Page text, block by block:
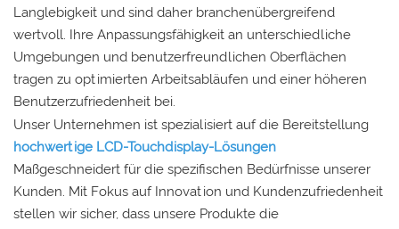
Langlebigkeit und sind daher branchenübergreifend
wertvoll. Ihre Anpassungsfähigkeit an unterschiedliche
Umgebungen und benutzerfreundlichen Oberflächen
tragen zu optimierten Arbeitsabläufen und einer höheren
Benutzerzufriedenheit bei.
Unser Unternehmen ist spezialisiert auf die Bereitstellung
hochwertige LCD-Touchdisplay-Lösungen
Maßgeschneidert für die spezifischen Bedürfnisse unserer
Kunden. Mit Fokus auf Innovation und Kundenzufriedenheit
stellen wir sicher, dass unsere Produkte die